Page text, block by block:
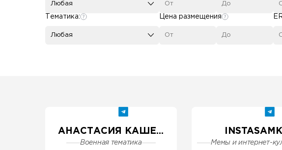
Тематика:
Любая
Любая
Цена размещения
АНАСТАСИЯ КАШЕ...
Военная тематика Мемы и интернет-